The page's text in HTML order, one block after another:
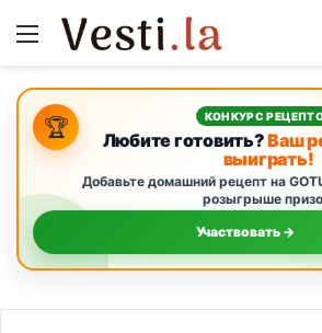
Menu
🏆 КОНКУРС
Любите готовить?Ваш
выиграть!
Добавьте домашний рецепт на
розыгрыше
Участвовать →